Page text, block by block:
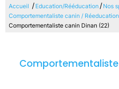
Accueil / Education/Rééducation / Nos
Comportementaliste canin / Réeducation
Comportementaliste canin Dinan (22)